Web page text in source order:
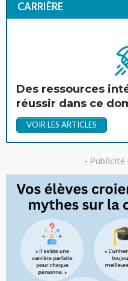
CARRIÈRE
Des ressources
réussir dans ce
VOIR LES ARTICLES
- Publicité